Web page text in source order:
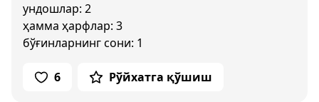
ундошлар: 2
ҳамма ҳарфлар: 3
бўғинларнинг сони: 1
6 Рўйхатга қўшиш